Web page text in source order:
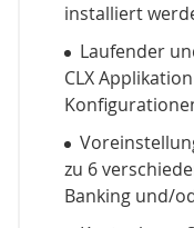
installiert
Laufender
CLX
zu 6
Banking und/